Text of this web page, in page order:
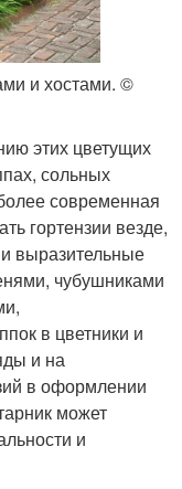
и хостами. ©
этих цветущих
сольных
современная
гортензии везде,
выразительные
чубушниками
в цветники и
и на
в оформлении
может
и